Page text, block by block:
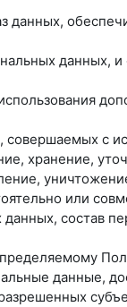
данных,
с
хранение,
или
состав
данные,